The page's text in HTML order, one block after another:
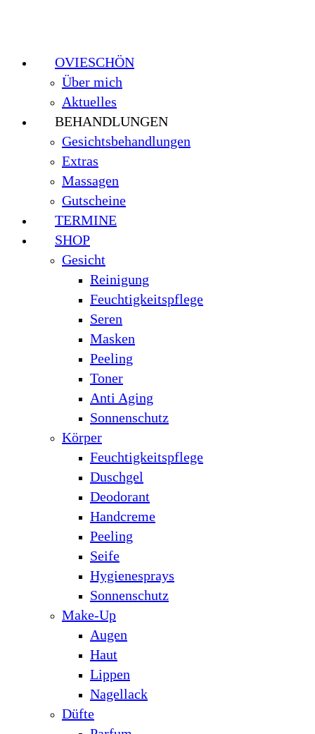
OVIESCHÖN
Über mich
Aktuelles
BEHANDLUNGEN
Gesichtsbehandlungen
Extras
Massagen
Gutscheine
TERMINE
SHOP
Gesicht
Reinigung
Feuchtigkeitspflege
Seren
Masken
Peeling
Toner
Anti Aging
Sonnenschutz
Körper
Feuchtigkeitspflege
Duschgel
Deodorant
Handcreme
Peeling
Seife
Hygienesprays
Sonnenschutz
Make-Up
Augen
Haut
Lippen
Nagellack
Düfte